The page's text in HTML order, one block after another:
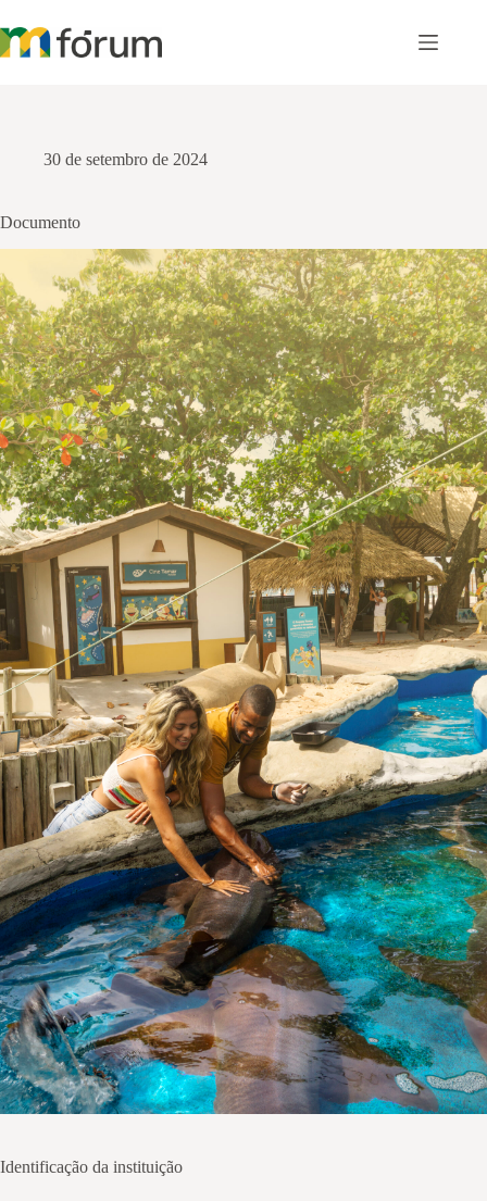
para
o
30 de setembro de 2024
Documento
Identificação da instituição